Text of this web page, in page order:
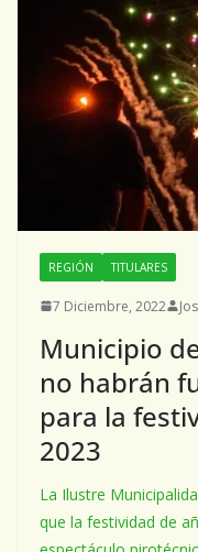
REGIÓN TITULARES
7 Diciembre, 2022
Municipio
no habrán
para la
2023
La Ilustre
que la festividad de